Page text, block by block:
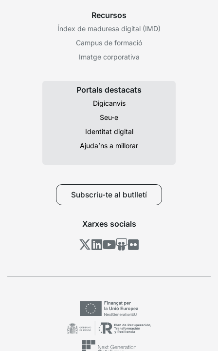
Recursos
Índex de maduresa digital (IMD)
Campus de formació
Imatge corporativa
Portals destacats
Digicanvis
Seu-e
Identitat digital
Ajuda’ns a millorar
Subscriu-te al butlletí
Xarxes socials